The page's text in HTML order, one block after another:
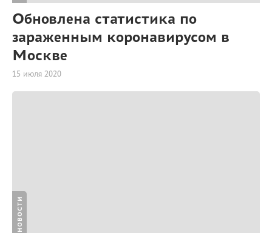
Обновлена статистика по
зараженным коронавирусом в
Москве
15 июля 2020
НОВОСТИ